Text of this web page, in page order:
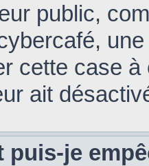
public,
cette case à
ait
puis-je